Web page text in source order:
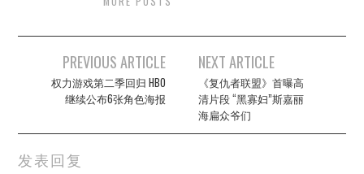
navigation
PREVIOUS ARTICLE
权力游戏第二季回归 HBO
继续公布6张角色海报
NEXT ARTICLE
《复仇者联盟》首曝高
清片段 “黑寡妇”斯嘉丽
海扁众爷们
发表回复